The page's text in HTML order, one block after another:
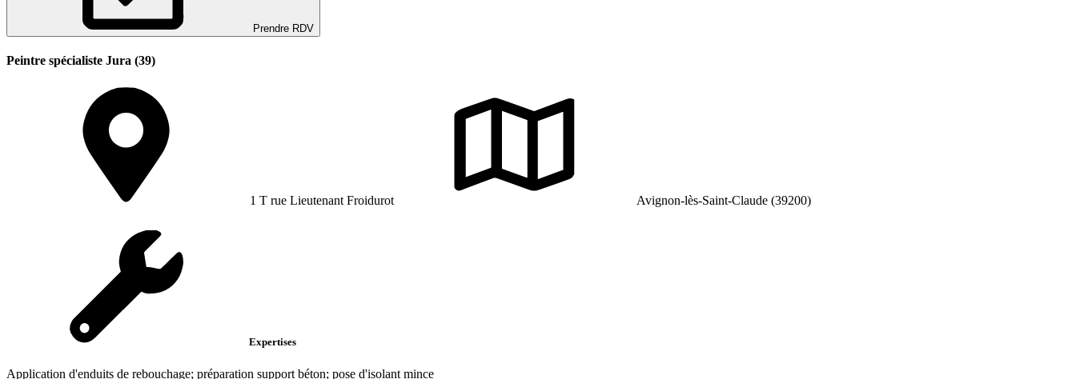
Prendre RDV
Peintre spécialiste Jura (39)
1 T rue Lieutenant Froidurot Avignon-lès-Saint-Claude (39200)
Expertises
Application d'enduits de rebouchage; préparation support béton; pose d'isolant mince